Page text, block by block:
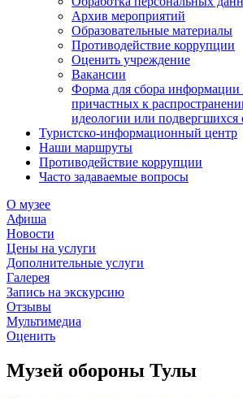
Архив мероприятий
Образовательные материалы
Противодействие коррупции
Оценить учреждение
Вакансии
Форма для сбора
причастных к
идеологии или подвергшихся
Туристско-информационный центр
Наши маршруты
Противодействие коррупции
Часто задаваемые вопросы
О музее
Афиша
Новости
Цены на услуги
Дополнительные услуги
Галерея
Запись на экскурсию
Отзывы
Мультимедиа
Оценить
Музей обороны Тулы